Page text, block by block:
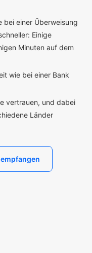
bei einer Überweisung
Einige
Minuten auf dem
wie bei einer Bank
vertrauen, und dabei
Länder